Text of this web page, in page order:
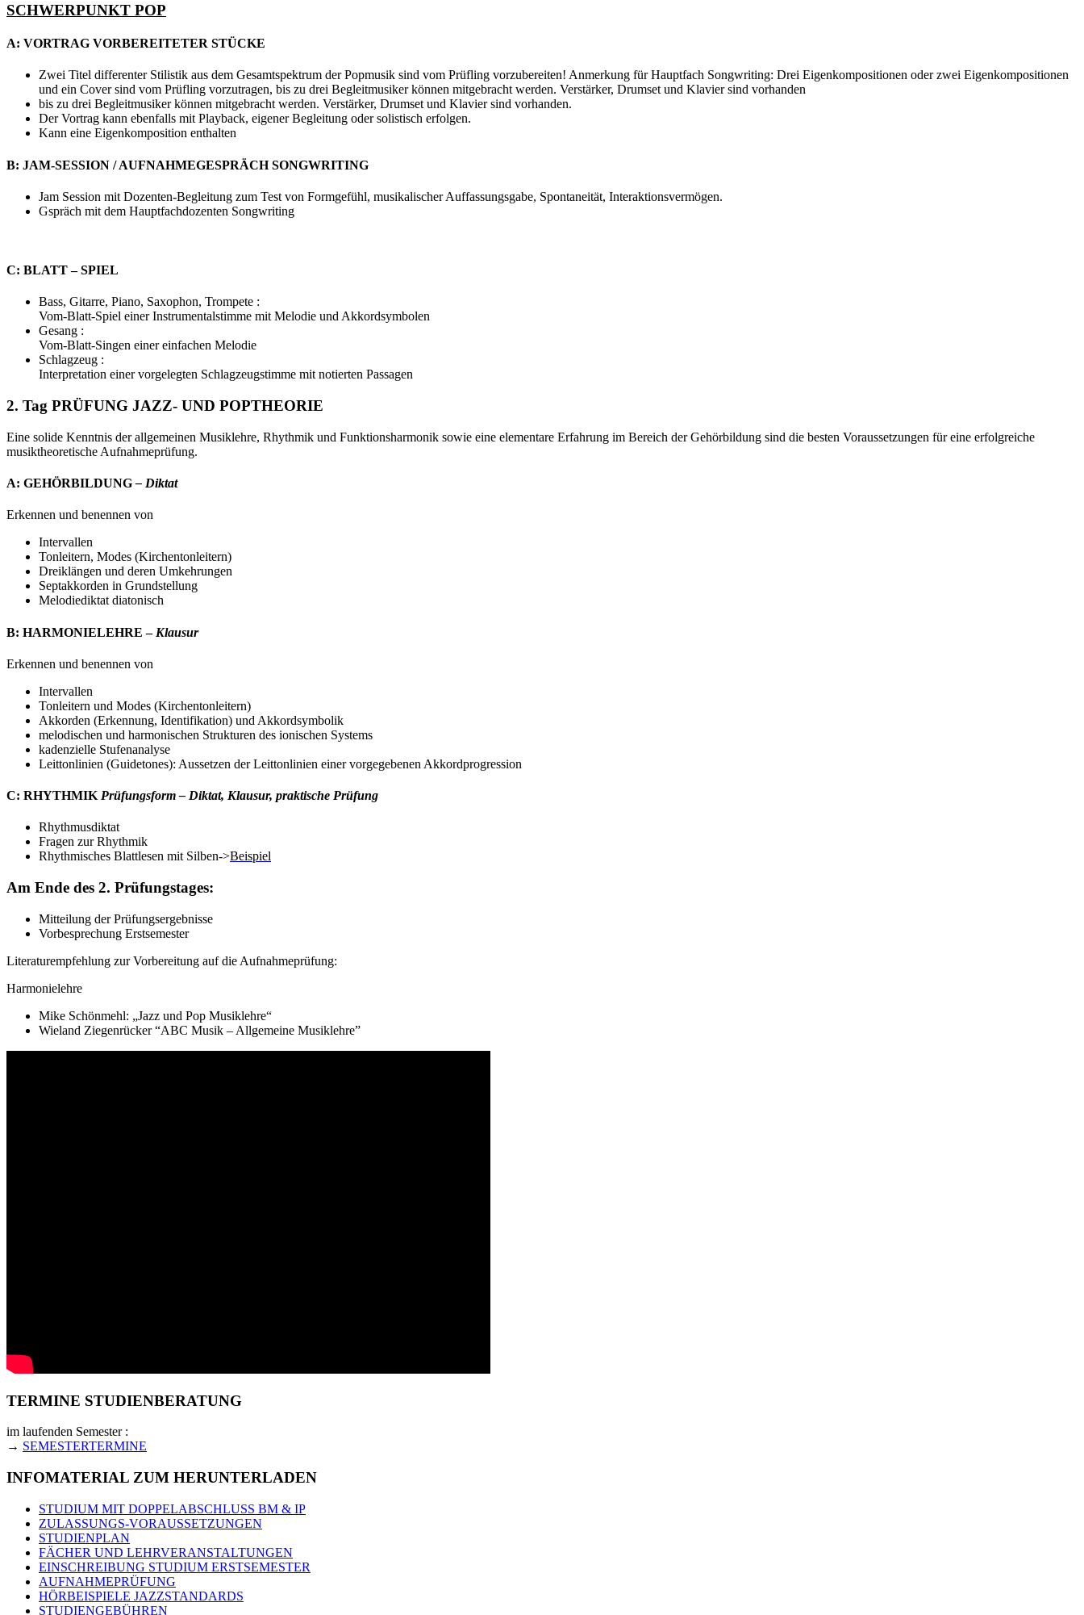
SCHWERPUNKT POP
A: VORTRAG VORBEREITETER STÜCKE
Zwei Titel differenter Stilistik aus dem Gesamtspektrum der Popmusik sind vom Prüfling vorzubereiten! Anmerkung für Hauptfach Songwriting: Drei Eigenkompositionen oder zwei Eigenkompositionen
und ein Cover sind vom Prüfling vorzutragen, bis zu drei Begleitmusiker können mitgebracht werden. Verstärker, Drumset und Klavier sind vorhanden
bis zu drei Begleitmusiker können mitgebracht werden. Verstärker, Drumset und Klavier sind vorhanden.
Der Vortrag kann ebenfalls mit Playback, eigener Begleitung oder solistisch erfolgen.
Kann eine Eigenkomposition enthalten
B: JAM-SESSION / AUFNAHMEGESPRÄCH SONGWRITING
Jam Session mit Dozenten-Begleitung zum Test von Formgefühl, musikalischer Auffassungsgabe, Spontaneität, Interaktionsvermögen.
Gspräch mit dem Hauptfachdozenten Songwriting
C: BLATT – SPIEL
Bass, Gitarre, Piano, Saxophon, Trompete :
Vom-Blatt-Spiel einer Instrumentalstimme mit Melodie und Akkordsymbolen
Gesang :
Vom-Blatt-Singen einer einfachen Melodie
Schlagzeug :
Interpretation einer vorgelegten Schlagzeugstimme mit notierten Passagen
2. Tag PRÜFUNG JAZZ- UND POPTHEORIE
Eine solide Kenntnis der allgemeinen Musiklehre, Rhythmik und Funktionsharmonik sowie eine elementare Erfahrung im Bereich der Gehörbildung sind die besten Voraussetzungen für eine erfolgreiche
musiktheoretische Aufnahmeprüfung.
A: GEHÖRBILDUNG– Diktat
Erkennen und benennen von
Intervallen
Tonleitern, Modes (Kirchentonleitern)
Dreiklängen und deren Umkehrungen
Septakkorden in Grundstellung
Melodiediktat diatonisch
B: HARMONIELEHRE – Klausur
Erkennen und benennen von
Intervallen
Tonleitern und Modes (Kirchentonleitern)
Akkorden (Erkennung, Identifikation) und Akkordsymbolik
melodischen und harmonischen Strukturen des ionischen Systems
kadenzielle Stufenanalyse
Leittonlinien (Guidetones): Aussetzen der Leittonlinien einer vorgegebenen Akkordprogression
C: RHYTHMIK Prüfungsform – Diktat, Klausur, praktische Prüfung
Rhythmusdiktat
Fragen zur Rhythmik
Rhythmisches Blattlesen mit Silben->Beispiel
Am Ende des 2. Prüfungstages:
Mitteilung der Prüfungsergebnisse
Vorbesprechung Erstsemester
Literaturempfehlung zur Vorbereitung auf die Aufnahmeprüfung:
Harmonielehre
Mike Schönmehl: „Jazz und Pop Musiklehre“
Wieland Ziegenrücker “ABC Musik – Allgemeine Musiklehre”
TERMINE STUDIENBERATUNG
im laufenden Semester :
→ SEMESTERTERMINE
INFOMATERIAL ZUM HERUNTERLADEN
STUDIUM MIT DOPPELABSCHLUSS BM & IP
ZULASSUNGS-VORAUSSETZUNGEN
STUDIENPLAN
FÄCHER UND LEHRVERANSTALTUNGEN
EINSCHREIBUNG STUDIUM ERSTSEMESTER
AUFNAHMEPRÜFUNG
HÖRBEISPIELE JAZZSTANDARDS
STUDIENGEBÜHREN